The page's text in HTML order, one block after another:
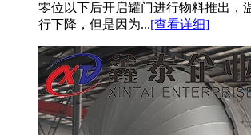
零位以下后开启罐门进行物料推出
行下降，但是因为...[查看详细]